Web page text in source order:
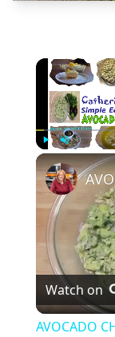
Watch on
AVOCADO